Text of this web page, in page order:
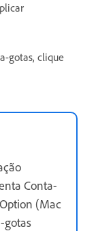
gotas, clique
Conta-
(Mac
gotas